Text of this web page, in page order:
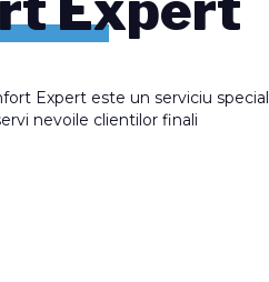
Expert este un serviciu special
nevoile clientilor finali